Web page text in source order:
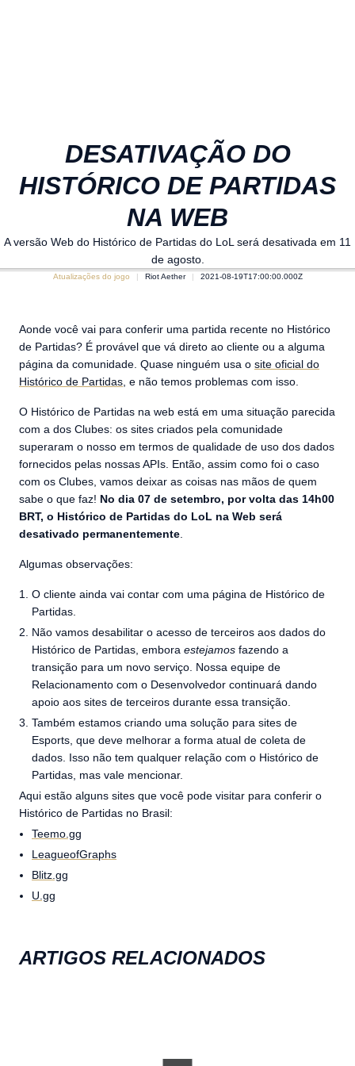
DESATIVAÇÃO DO
HISTÓRICO DE PARTIDAS
NA WEB
A versão Web do Histórico de Partidas do LoL será desativada em 11
de agosto.
Atualizações do jogo Riot Aether 2021-08-19T17:00:00.000Z
Aonde você vai para conferir uma partida recente no Histórico
de Partidas? É provável que vá direto ao cliente ou a alguma
página da comunidade. Quase ninguém usa o site oficial do
Histórico de Partidas , e não temos problemas com isso.
O Histórico de Partidas na web está em uma situação parecida
com a dos Clubes: os sites criados pela comunidade
superaram o nosso em termos de qualidade de uso dos dados
fornecidos pelas nossas APIs. Então, assim como foi o caso
com os Clubes, vamos deixar as coisas nas mãos de quem
sabe o que faz! No dia 07 de setembro, por volta das 14h00
BRT, o Histórico de Partidas do LoL na Web será
desativado permanentemente
Algumas observações:
O cliente ainda vai contar com uma página de Histórico de
Partidas.
Não vamos desabilitar o acesso de terceiros aos dados do
Histórico de Partidas, embora estejamos fazendo a
transição para um novo serviço. Nossa equipe de
Relacionamento com o Desenvolvedor continuará dando
apoio aos sites de terceiros durante essa transição.
Também estamos criando uma solução para sites de
Esports, que deve melhorar a forma atual de coleta de
dados. Isso não tem qualquer relação com o Histórico de
Partidas, mas vale mencionar.
Aqui estão alguns sites que você pode visitar para conferir o
Histórico de Partidas no Brasil:
Teemo.gg
LeagueofGraphs
Blitz.gg
U.gg
ARTIGOS RELACIONADOS